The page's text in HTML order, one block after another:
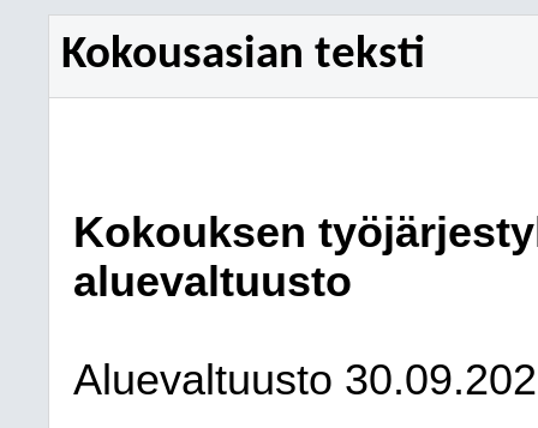
Kokousasian teksti
Kokouksen
aluevaltuusto
Aluevaltuusto